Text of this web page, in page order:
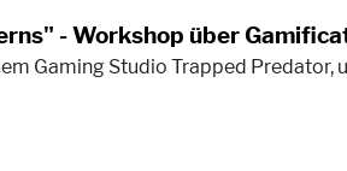
- Workshop über
Gaming Studio Trapped Predator,